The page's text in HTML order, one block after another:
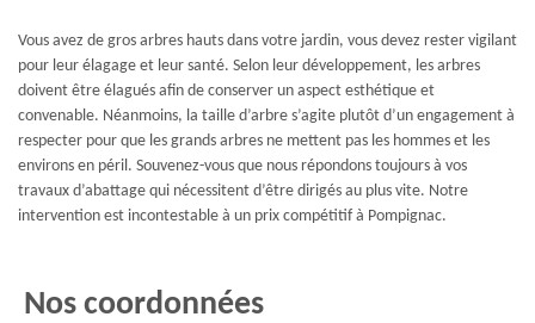
Vous avez de gros arbres hauts dans votre jardin, vous devez rester vigilant
pour leur élagage et leur santé. Selon leur développement, les arbres
doivent être élagués afin de conserver un aspect esthétique et
convenable. Néanmoins, la taille d’arbre s’agite plutôt d’un engagement à
respecter pour que les grands arbres ne mettent pas les hommes et les
environs en péril. Souvenez-vous que nous répondons toujours à vos
travaux d’abattage qui nécessitent d’être dirigés au plus vite. Notre
intervention est incontestable à un prix compétitif à Pompignac.
Nos coordonnées